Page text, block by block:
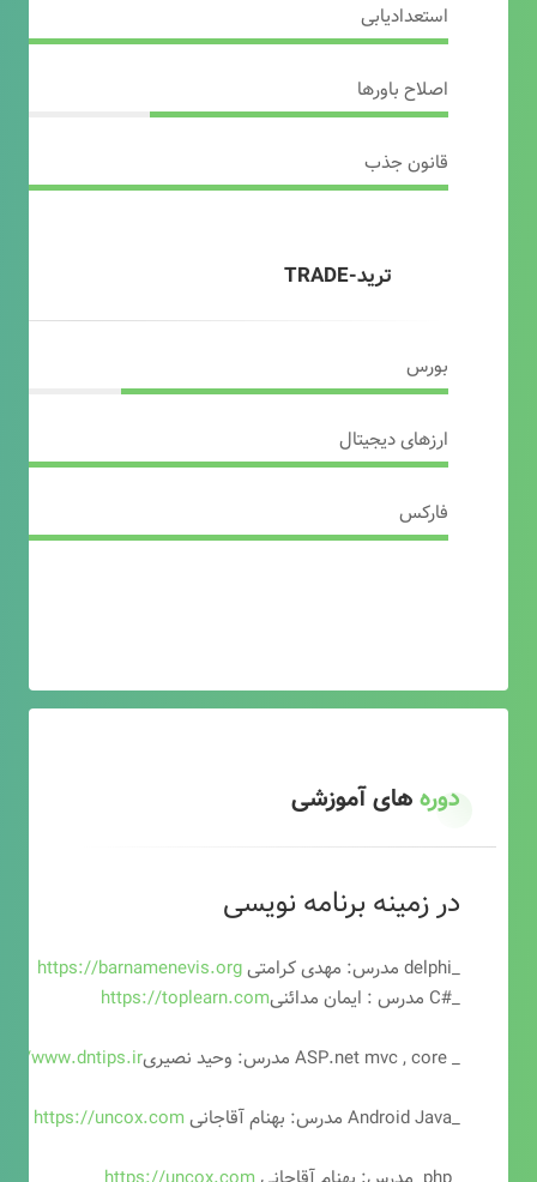
استعدادیابی
اصلاح باورها
قانون جذب
ترید-TRADE
بورس
ارزهای دیجیتال
فارکس
دورههای آموزشی
در زمینه برنامه نویسی
_delphi مدرس: مهدی کرامتی
https://barnamenevis.org
_#C مدرس : ایمان مدائنی
https://toplearn.com
_ ASP.net mvc , core مدرس: وحید نصیری
www.dntips.ir
_Android Java مدرس: بهنام آقاجانی
https://uncox.com